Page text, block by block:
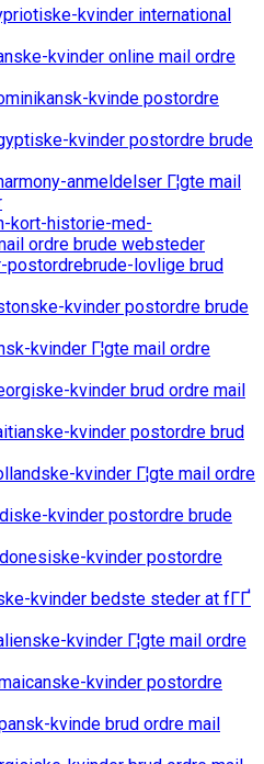
kvinder international
kvinder online mail ordre
kvinde postordre
kvinder postordre brude
anmeldelser Г¦gte mail
kort-historie-med-
ordre brude websteder
postordrebrude-lovlige brud
kvinder postordre brude
kvinder Г¦gte mail ordre
kvinder brud ordre mail
kvinder postordre brud
kvinder Г¦gte mail ordre
kvinder postordre brude
kvinder postordre
kvinder bedste steder at fГҐ
kvinder Г¦gte mail ordre
kvinder postordre
kvinde brud ordre mail